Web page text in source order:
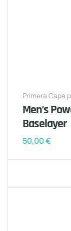
Primera Capa
Men’s
Baselayer
50,00€